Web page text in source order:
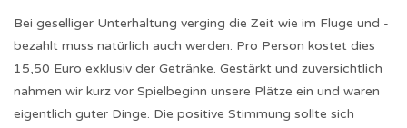
Bei geselliger Unterhaltung verging die Zeit wie im Fluge und -
bezahlt muss natürlich auch werden. Pro Person kostet dies
15,50 Euro exklusiv der Getränke. Gestärkt und zuversichtlich
nahmen wir kurz vor Spielbeginn unsere Plätze ein und waren
eigentlich guter Dinge. Die positive Stimmung sollte sich